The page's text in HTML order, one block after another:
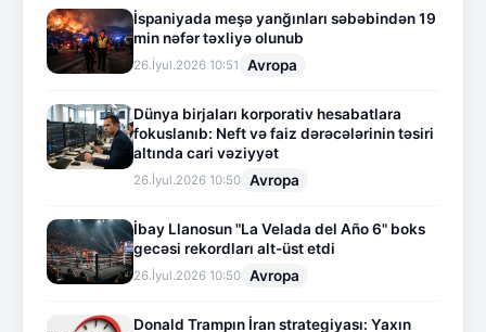
İspaniyada meşə yanğınları səbəbindən 19
min nəfər təxliyə olunub
26.İyul.2026 10:51 Avropa
Dünya birjaları korporativ hesabatlara
fokuslanıb: Neft və faiz dərəcələrinin təsiri
altında cari vəziyyət
26.İyul.2026 10:50 Avropa
İbay Llanosun "La Velada del Año 6" boks
gecəsi rekordları alt-üst etdi
26.İyul.2026 10:50 Avropa
Donald Trampın İran strategiyası: Yaxın